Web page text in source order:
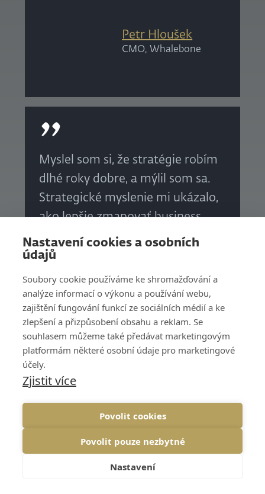
Nastavení cookies a osobních
údajů
Soubory cookie používáme ke shromažďování a
analýze informací o výkonu a používání webu,
zajištění fungování funkcí ze sociálních médií a ke
zlepšení a přizpůsobení obsahu a reklam. Se
souhlasem můžeme také předávat marketingovým
platformám některé osobní údaje pro marketingové
účely.
Zjistit více
Povolit cookies
Povolit pouze nezbytné
Nastavení
Petr Hloušek
CMO, Whalebone
Myslel som si, že stratégie robím
dlhé roky dobre, a mýlil som sa.
Strategické myslenie mi ukázalo,
ako lepšie zmapovať business
situácie, správne nastaviť smer z
pohľadu evolúcie, konkurenčnej
výhody, overovať nápady, robiť
správne veci správne a na pridanú
hodnotu. Naučil som sa používať
úžasné frameworky a premýšľať
o 2 úrovne vyššie, hlavne myslieť
úplne inak než doteraz. Bol to
skvelý tréning – od konceptu po
to, čo nás všetkých naučil. Kam sa
voči tomu, čo robí House of